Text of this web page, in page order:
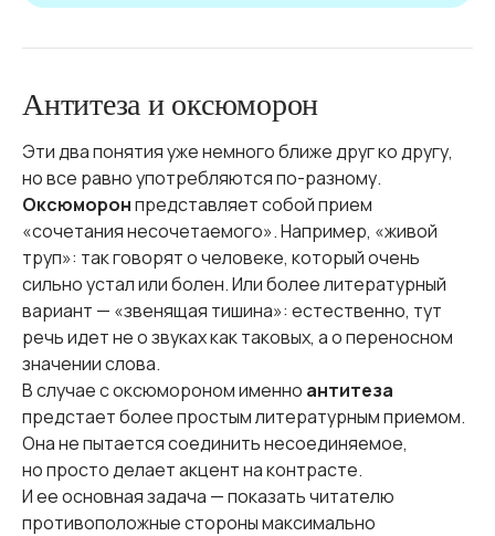
Антитеза и оксюморон
Эти два понятия уже немного ближе друг ко другу,
но все равно употребляются по-разному.
Оксюморонпредставляет собой прием
«сочетания несочетаемого». Например, «живой
труп»: так говорят о человеке, который очень
сильно устал или болен. Или более литературный
вариант — «звенящая тишина»: естественно, тут
речь идет не о звуках как таковых, а о переносном
значении слова.
В случае с оксюмороном именно антитеза
предстает более простым литературным приемом.
Она не пытается соединить несоединяемое,
но просто делает акцент на контрасте.
И ее основная задача — показать читателю
противоположные стороны максимально